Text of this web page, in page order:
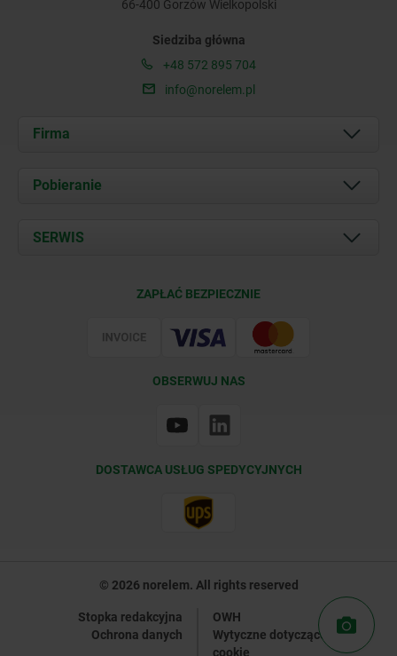
66-400 Gorzów Wielkopolski
Siedziba główna
+48 572 895 704
info@norelem.pl
Firma
O nas
Kontakt
Pobieranie
Documents
SERWIS
ZAPŁAĆ BEZPIECZNIE
OBSERWUJ NAS
DOSTAWCA USŁUG SPEDYCYJNYCH
© 2026 norelem. All rights reserved
Stopka redakcyjna
OWH
Ochrona danych
Wytyczne dotyczące plików
cookie